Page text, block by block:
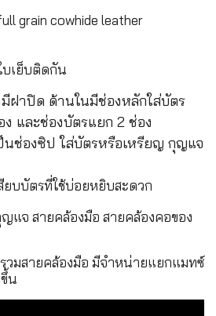
grain cowhide leather
บเย็บติดกัน
ฝาปิด ด้านในมีช่องหลักใส่บัตร
และช่องบัตรแยก 2 ช่อง
นช่องซิป ใส่บัตรหรือเหรียญ กุญแจ
ยบบัตรที่ใช้บ่อยหยิบสะดวก
แจ สายคล้องมือ สายคล้องคอของ
วมสายคล้องมือ มีจำหน่ายแยกแมทซ์
น